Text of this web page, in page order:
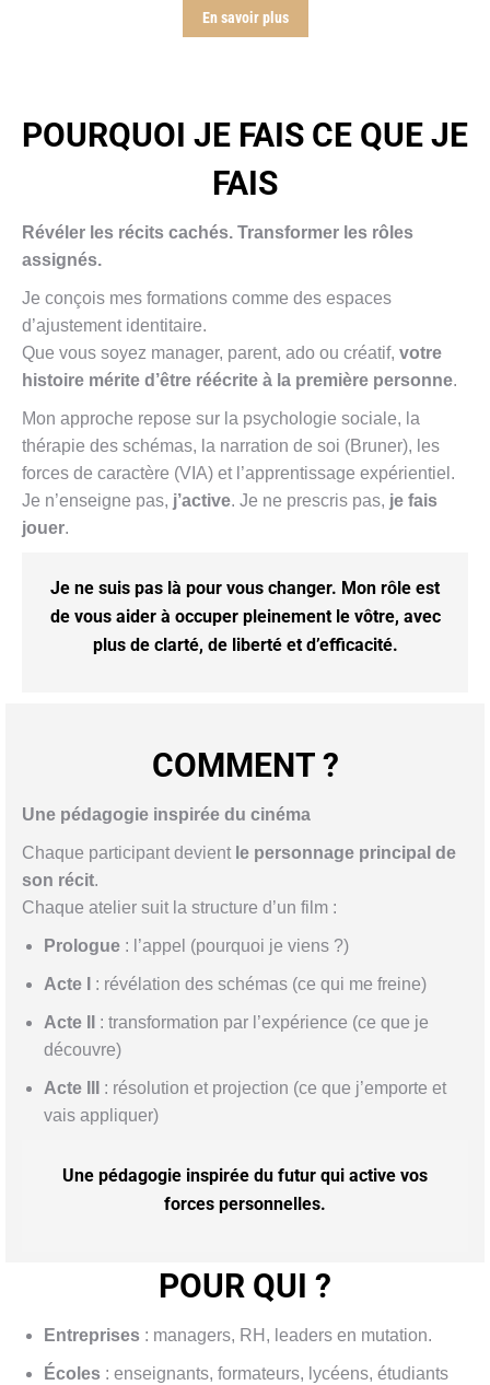
En savoir plus
POURQUOI JE FAIS CE QUE JE
FAIS
Révéler les récits cachés. Transformer les rôles
assignés.
Je conçois mes formations comme des espaces
d’ajustement identitaire.
Que vous soyez manager, parent, ado ou créatif, votre
histoire mérite d’être réécrite à la première personne.
Mon approche repose sur la psychologie sociale, la
thérapie des schémas, la narration de soi (Bruner), les
forces de caractère (VIA) et l’apprentissage expérientiel.
Je n’enseigne pas, j’active. Je ne prescris pas, je fais
jouer.
Je ne suis pas là pour vous changer. Mon rôle est
de vous aider à occuper pleinement le vôtre, avec
plus de clarté, de liberté et d’efficacité.
COMMENT ?
Une pédagogie inspirée du cinéma
Chaque participant devient le personnage principal de
son récit.
Chaque atelier suit la structure d’un film :
Prologue : l’appel (pourquoi je viens ?)
Acte I : révélation des schémas (ce qui me freine)
Acte II
: transformation par l’expérience (ce que je
découvre)
Acte III
: résolution et projection (ce que j’emporte et
vais appliquer)
Une pédagogie inspirée du futur qui active vos
forces personnelles.
POUR QUI ?
Entreprises : managers, RH, leaders en mutation.
Écoles : enseignants, formateurs, lycéens, étudiants